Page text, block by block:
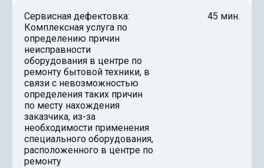
Сервисная дефектовка:
Комплексная услуга по
определению причин
неисправности
оборудования в центре по
ремонту бытовой техники, в
связи с невозможностью
определения таких причин
по месту нахождения
заказчика, из-за
необходимости применения
специального оборудования,
расположенного в центре по
ремонту
45 мин.